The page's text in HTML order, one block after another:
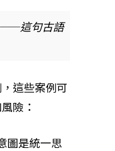
——這句古語
這些案例可
險：
圖是統一思